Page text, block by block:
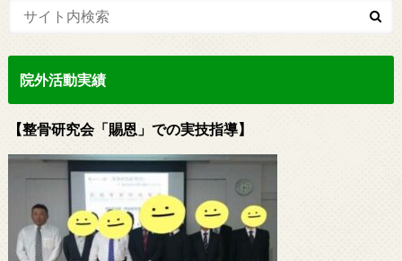
院外活動実績
【整骨研究会「賜恩」での実技指導】